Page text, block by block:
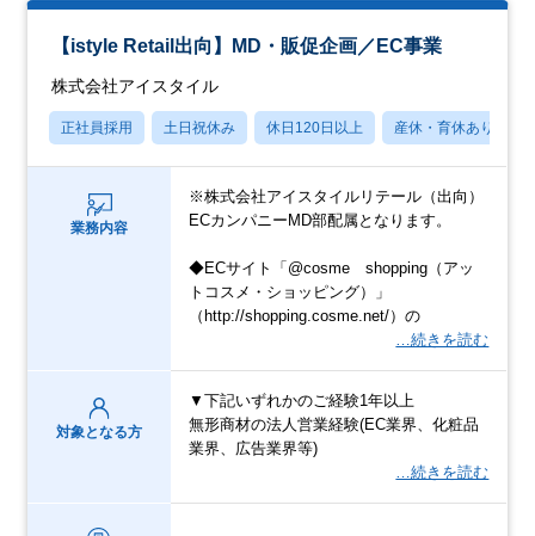
【istyle Retail出向】MD・販促企画／EC事業
株式会社アイスタイル
正社員採用 土日祝休み 休日120日以上 産休・育休あり
業務内容
※株式会社アイスタイルリテール（出向）
ECカンパニーMD部配属となります。
◆ECサイト「@cosme shopping（アッ
トコスメ・ショッピング）」
（http://shopping.cosme.net/）の
…続きを読む
対象となる方
▼下記いずれかのご経験1年以上
無形商材の法人営業経験(EC業界、化粧品
業界、広告業界等)
…続きを読む